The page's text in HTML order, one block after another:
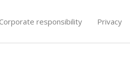
responsibility Privacy